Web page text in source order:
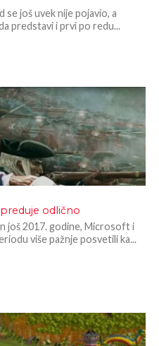
se još uvek nije pojavio, a
predstavi i prvi po redu...
odlično
još 2017. godine, Microsoft i
više pažnje posvetili ka...